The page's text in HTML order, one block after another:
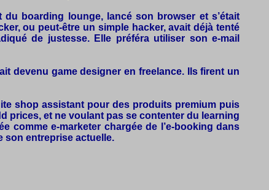
boarding lounge, lancé son browser et s’était
ou peut-être un simple hacker, avait déjà tenté
de justesse. Elle préféra utiliser son e-mail
devenu game designer en freelance. Ils firent un
shop assistant pour des produits premium puis
prices, et ne voulant pas se contenter du learning
comme e-marketer chargée de l’e-booking dans
son entreprise actuelle.